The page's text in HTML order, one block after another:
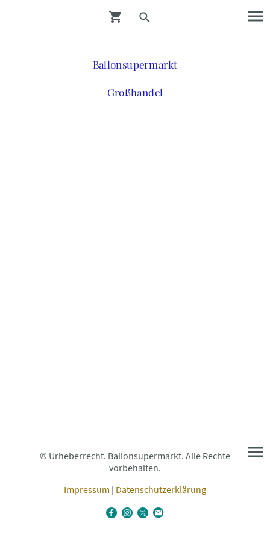
Ballonsupermarkt
Großhandel
© Urheberrecht. Ballonsupermarkt. Alle Rechte
vorbehalten.
Impressum | Datenschutzerklärung